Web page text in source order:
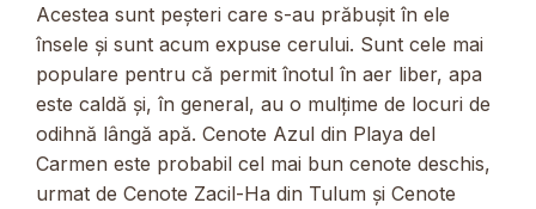
Acestea sunt peșteri care s-au prăbușit în ele
însele și sunt acum expuse cerului. Sunt cele mai
populare pentru că permit înotul în aer liber, apa
este caldă și, în general, au o mulțime de locuri de
odihnă lângă apă. Cenote Azul din Playa del
Carmen este probabil cel mai bun cenote deschis,
urmat de Cenote Zacil-Ha din Tulum și Cenote